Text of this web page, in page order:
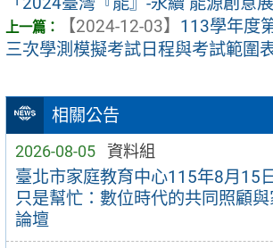
相關公告
2026-08-05 資料組
臺北市家庭教育中心115年8月15
只是幫忙：數位時代的共同照顧
論壇
【2024-12-03】 113學年度
三次學測模擬考試日程與考試範圍